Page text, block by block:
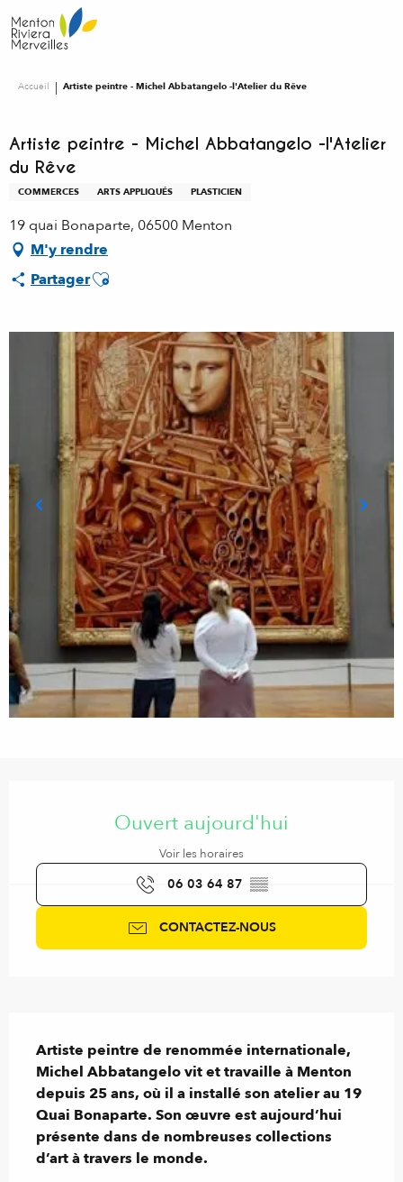
au
contenu
Accueil Artiste peintre - Michel Abbatangelo -l'Atelier du Rêve
Artiste peintre - Michel Abbatangelo -l'Atelier
du Rêve
COMMERCES ARTS APPLIQUÉS PLASTICIEN
19 quai Bonaparte, 06500 Menton
M'y rendre
PartagerAjouter aux favoris
Ouvert aujourd'hui
Voir les horaires
06 03 64 87 ▒▒
CONTACTEZ-NOUS
Artiste peintre de renommée internationale,
Michel Abbatangelo vit et travaille à Menton
depuis 25 ans, où il a installé son atelier au 19
Quai Bonaparte. Son œuvre est aujourd’hui
présente dans de nombreuses collections
d’art à travers le monde.